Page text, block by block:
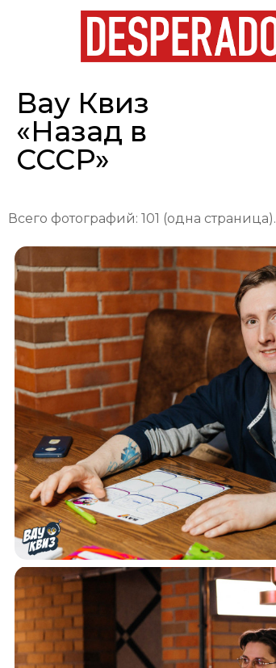
Вау Квиз
«Назад в
СССР»
Всего фотографий: 101 (одна страница).